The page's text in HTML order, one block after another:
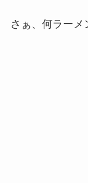
さぁ、何ラーメ